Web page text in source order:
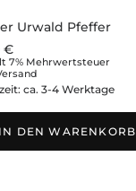
Urwald Pfeffer
€
7% Mehrwertsteuer
ca. 3-4 Werktage
IN DEN WARENKORB